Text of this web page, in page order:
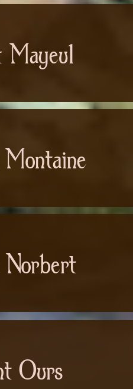
Mayeul
Norbert
Ours